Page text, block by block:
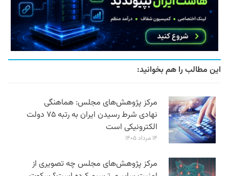
این مطالب را هم بخوانید:
مرکز پژوهش‌های مجلس: هماهنگی
نهادی شرط رسیدن ایران به رتبه ۷۵ دولت
الکترونیکی است
۱۴ مرداد ۱۴۰۵
مرکز پژوهش‌های مجلس چه تصویری از